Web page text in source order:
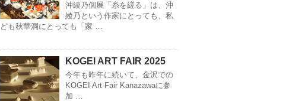
沖綾乃個展「糸を縒る」は、沖
綾乃という作家にとっても、私
ども秋華洞にとっても「家 …
KOGEI ART FAIR 2025
今年も昨年に続いて、金沢での
KOGEI Art Fair Kanazawaに参
加 …